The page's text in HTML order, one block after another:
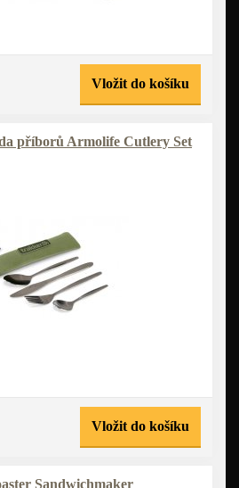
Vložit do košíku
příborů Armolife Cutlery Set
Vložit do košíku
Sandwichmaker